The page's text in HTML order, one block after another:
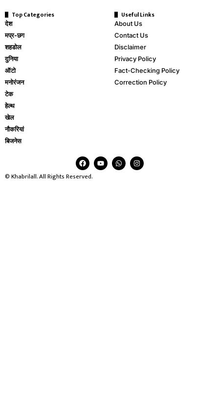
Top Categories
देश
मप्र-छग
शहडोल
दुनिया
ऑटो
मनोरंजन
टेक
हेल्थ
खेल
नौकरियां
बिजनेस
Useful Links
About Us
Contact Us
Disclaimer
Privacy Policy
Fact-Checking Policy
Correction Policy
© Khabrilall. All Rights Reserved.